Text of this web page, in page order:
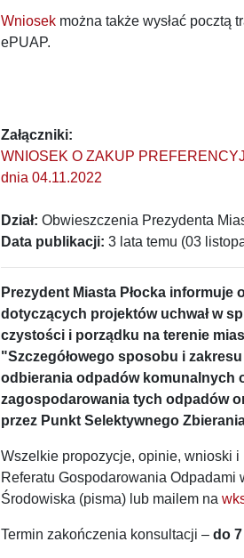
Wniosek można także wysłać pocztą
ePUAP.
Załączniki:
WNIOSEK O ZAKUP
dnia 04.11.2022
Dział: Obwieszczenia Prezydenta
Data publikacji: 3 lata temu (03
Prezydent Miasta Płocka informuje
dotyczących projektów uchwał w
czystości i porządku na terenie
"Szczegółowego sposobu i
odbierania odpadów komunalnych
zagospodarowania tych odpadów
przez Punkt Selektywnego
Wszelkie propozycje, opinie, wnioski
Referatu Gospodarowania Odpadami
Środowiska (pisma) lub mailem na
Termin zakończenia konsultacji – do